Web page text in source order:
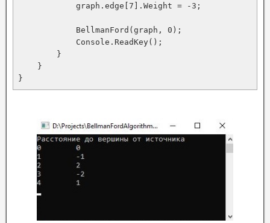
            graph.edge[7].Weight = -3;
            BellmanFord(graph, 0);
            Console.ReadKey();
        }
    }
}